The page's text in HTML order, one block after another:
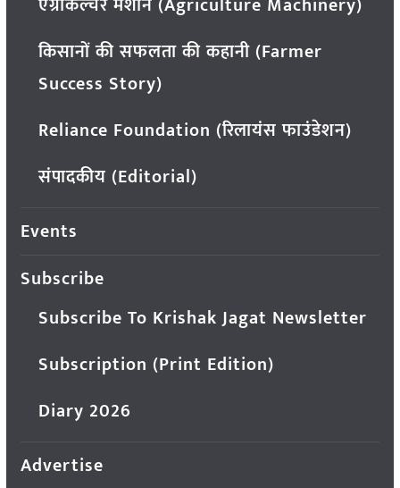
किसानों की सफलता की कहानी (Farmer
Success Story)
Reliance Foundation (रिलायंस फाउंडेशन)
संपादकीय (Editorial)
Events
Subscribe
Subscribe To Krishak Jagat Newsletter
Subscription (Print Edition)
Diary 2026
Advertise